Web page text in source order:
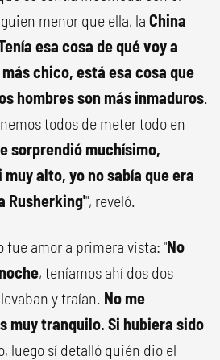
menor que ella, la China
esa cosa de qué voy a
chico, está esa cosa que
hombres son más inmaduros.
todos de meter todo en
sorprendió muchísimo,
alto, yo no sabía que era
Rusherking'", reveló.
fue amor a primera vista: "No
, teníamos ahí dos dos
y traían. No me
muy tranquilo. Si hubiera sido
luego sí detalló quién dio el